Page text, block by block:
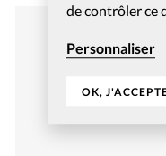
de contrôler ce
Personnaliser
OK,